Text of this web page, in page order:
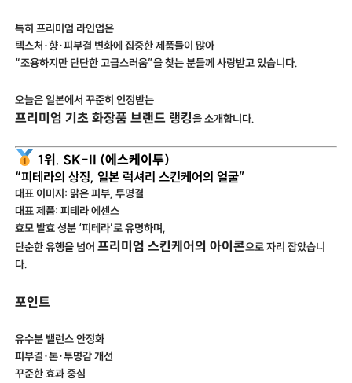
특히 프리미엄 라인업은
텍스처·향·피부결 변화에 집중한 제품들이 많아
“조용하지만 단단한 고급스러움”을 찾는 분들께 사랑받고 있습니다.
오늘은 일본에서 꾸준히 인정받는
프리미엄 기초 화장품 브랜드 랭킹을 소개합니다.
1위. SK-II (에스케이투)
“피테라의 상징, 일본 럭셔리 스킨케어의 얼굴”
대표 이미지: 맑은 피부, 투명결
대표 제품: 피테라 에센스
효모 발효 성분 ‘피테라’로 유명하며,
단순한 유행을 넘어프리미엄 스킨케어의 아이콘으로 자리 잡았습니
다.
포인트
유수분 밸런스 안정화
피부결·톤·투명감 개선
꾸준한 효과 중심